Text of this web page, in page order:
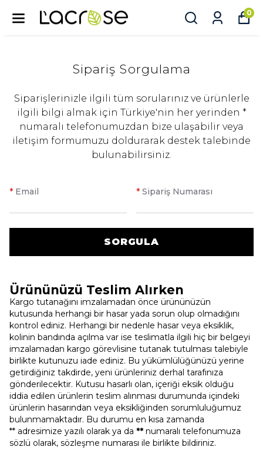
0
Sipariş Sorgulama
Siparişlerinizle ilgili tüm sorularınız ve ürünlerle
ilgili bilgi almak için Türkiye'nin her yerinden *
numaralı telefonumuzdan bize ulaşabilir veya
iletişim formumuzu doldurarak destek talebinde
bulunabilirsiniz.
* Email * Sipariş Numarası
SORGULA
Ürününüzü Teslim Alırken
Kargo tutanağını imzalamadan önce ürününüzün
kutusunda herhangi bir hasar yada sorun olup olmadığını
kontrol ediniz. Herhangi bir nedenle hasar veya eksiklik,
kolinin bandında açılma var ise teslimatla ilgili hiç bir belgeyi
imzalamadan kargo görevlisine tutanak tutulması talebiyle
birlikte kutunuzu iade ediniz. Bu yükümlülüğünüzü yerine
getirdiğiniz takdirde, yeni ürünleriniz derhal tarafınıza
gönderilecektir. Kutusu hasarlı olan, içeriği eksik olduğu
iddia edilen ürünlerin teslim alınması durumunda içindeki
ürünlerin hasarından veya eksikliğinden sorumluluğumuz
bulunmamaktadır. Bu durumu en kısa zamanda
** adresimize yazılı olarak ya da ** numaralı telefonumuza
sözlü olarak, sözleşme numarası ile birlikte bildiriniz.